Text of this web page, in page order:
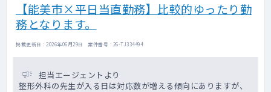
【能美市×平日当直勤務】比較的ゆったり勤
務となります。
掲載更新日 : 2026年06月29日 案件番号 : 26-TJ334494
担当エージェントより
整形外科の先生が入る日は対応数が増える傾向にありますが、